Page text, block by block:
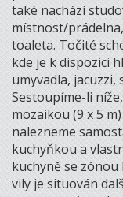
také nachází
místnost/
toaleta. Točité
kde je k dispozici
umyvadla, jacuzzi,
Sestoupíme-li
mozaikou (9 x 5
nalezneme
kuchyňkou a
kuchyně se
vily je situován